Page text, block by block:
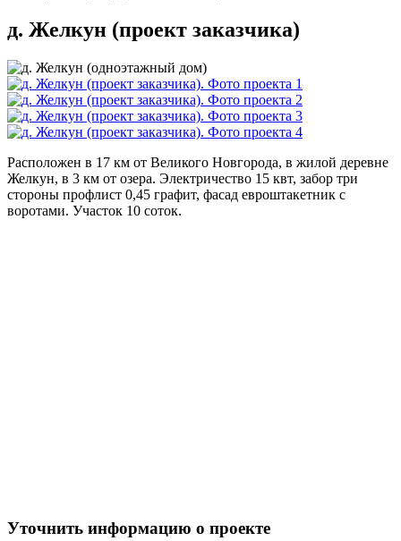
д. Желкун (проект заказчика)
Расположен в 17 км от Великого Новгорода, в жилой деревне
Желкун, в 3 км от озера. Электричество 15 квт, забор три
стороны профлист 0,45 графит, фасад евроштакетник с
воротами. Участок 10 соток.
Уточнить информацию о проекте